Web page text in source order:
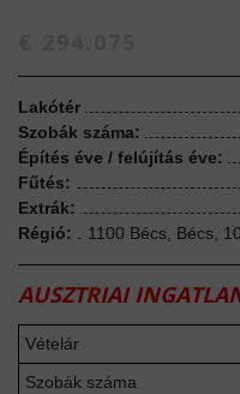
Lakótér
Szobák száma:
Építés éve / felújítás éve:
Fűtés:
Extrák:
Régió:
1100 Bécs, Bécs,
AUSZTRIAI
Vételár
Szobák száma